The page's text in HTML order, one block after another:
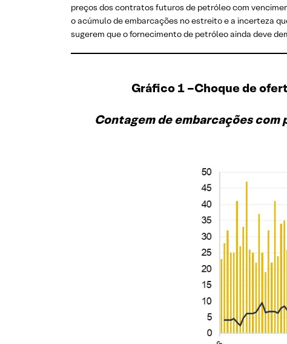
preços dos contratos futuros de petróleo com
o acúmulo de embarcações no estreito e a incerteza
sugerem que o fornecimento de petróleo ainda deve
Gráfico 1 –Choque de
Contagem de embarcações